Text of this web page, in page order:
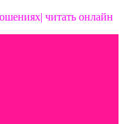
читать онлайн